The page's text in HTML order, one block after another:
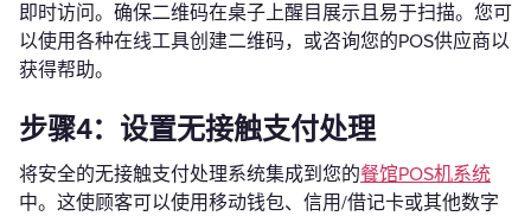
即时访问。确保二维码在桌子上醒目展示且易于扫描。您可
以使用各种在线工具创建二维码，或咨询您的POS供应商以
获得帮助。
步骤4：设置无接触支付处理
将安全的无接触支付处理系统集成到您的餐馆POS机系统
中。这使顾客可以使用移动钱包、信用/借记卡或其他数字